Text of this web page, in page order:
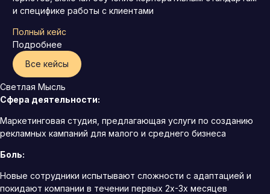
и специфике работы с клиентами
Полный кейс
Подробнее
Все кейсы
Светлая Мысль
Сфера деятельности:
Маркетинговая студия, предлагающая услуги по созданию
рекламных кампаний для малого и среднего бизнеса
Боль:
Новые сотрудники испытывают сложности с адаптацией и
покидают компании в течении первых 2х-3х месяцев